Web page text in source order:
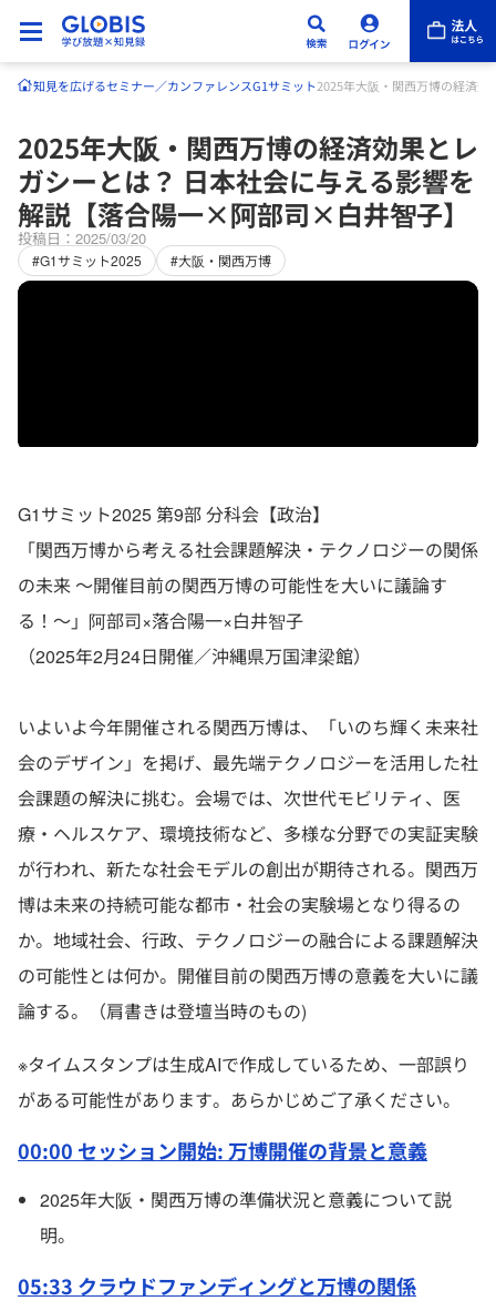
知見を広げるセミナー／カンファレンスG1サミット2025年大阪・関西万博の経済
2025年大阪・関西万博の経済効果とレ
ガシーとは？ 日本社会に与える影響を
解説【落合陽一×阿部司×白井智子】
投稿日：2025/03/20
#G1サミット2025 #大阪・関西万博
G1サミット2025 第9部 分科会【政治】
「関西万博から考える社会課題解決・テクノロジーの関係
の未来 〜開催目前の関西万博の可能性を大いに議論す
る！〜」阿部司×落合陽一×白井智子
（2025年2月24日開催／沖縄県万国津梁館）
いよいよ今年開催される関西万博は、「いのち輝く未来社
会のデザイン」を掲げ、最先端テクノロジーを活用した社
会課題の解決に挑む。会場では、次世代モビリティ、医
療・ヘルスケア、環境技術など、多様な分野での実証実験
が行われ、新たな社会モデルの創出が期待される。関西万
博は未来の持続可能な都市・社会の実験場となり得るの
か。地域社会、行政、テクノロジーの融合による課題解決
の可能性とは何か。開催目前の関西万博の意義を大いに議
論する。（肩書きは登壇当時のもの)
※タイムスタンプは生成AIで作成しているため、一部誤り
がある可能性があります。あらかじめご了承ください。
00:00 セッション開始: 万博開催の背景と意義
2025年大阪・関西万博の準備状況と意義について説
明。
05:33 クラウドファンディングと万博の関係